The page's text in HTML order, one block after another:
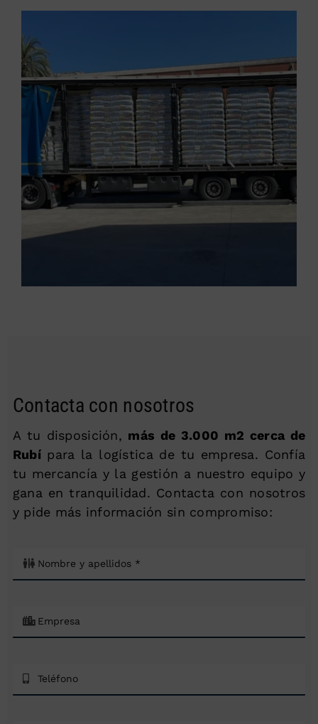
Contacta con nosotros
A tu disposición, más de 3.000 m2 cerca de
Rubípara la logística de tu empresa. Confía
tu mercancía y la gestión a nuestro equipo y
gana en tranquilidad. Contacta con nosotros
y pide más información sin compromiso: